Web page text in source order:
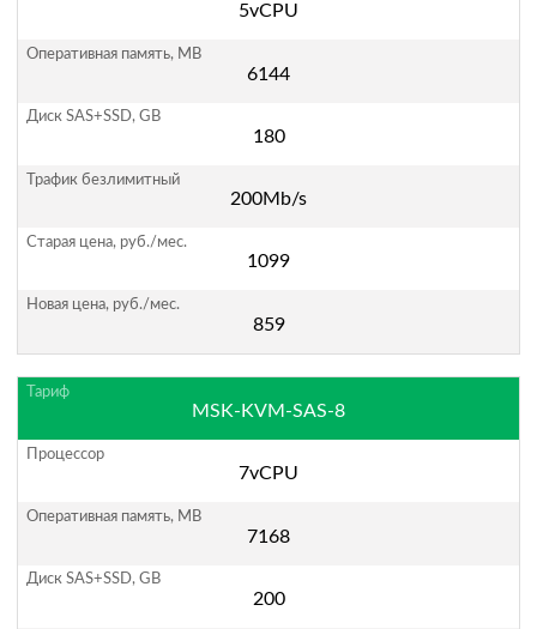
5vCPU
6144
180
200Mb/s
1099
859
MSK-KVM-SAS-8
7vCPU
7168
200